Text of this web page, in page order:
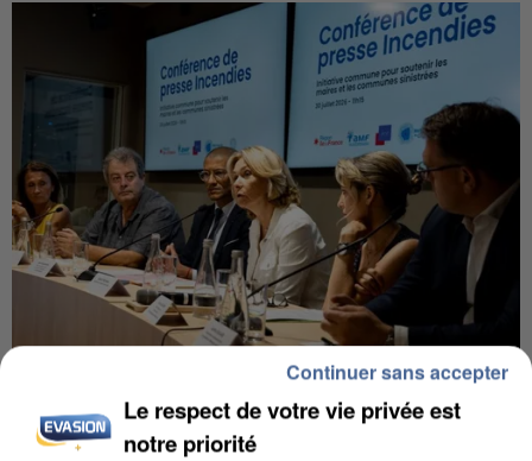
INCENDIES : L’ÎLE-DE-FRANCE LANCE UN ÉLAN
DE SOLIDARITÉ AVEC LES...
Le respect de votre vie privée est
notre priorité
Continuer sans accepter